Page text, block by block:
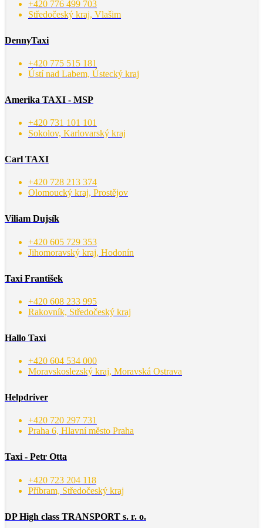
+420 776 499 703
Středočeský kraj, Vlašim
DennyTaxi
+420 775 515 181
Ústí nad Labem, Ústecký kraj
Amerika TAXI - MSP
+420 731 101 101
Sokolov, Karlovarský kraj
Carl TAXI
+420 728 213 374
Olomoucký kraj, Prostějov
Viliam Dujsík
+420 605 729 353
Jihomoravský kraj, Hodonín
Taxi František
+420 608 233 995
Rakovník, Středočeský kraj
Hallo Taxi
+420 604 534 000
Moravskoslezský kraj, Moravská Ostrava
Helpdriver
+420 720 297 731
Praha 6, Hlavní město Praha
Taxi - Petr Otta
+420 723 204 118
Příbram, Středočeský kraj
DP High class TRANSPORT s. r. o.